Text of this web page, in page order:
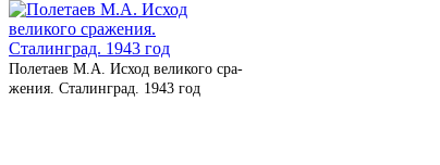
Полетаев М.А. Исход вели­ко­го сра­
же­ния. Сталинград. 1943 год